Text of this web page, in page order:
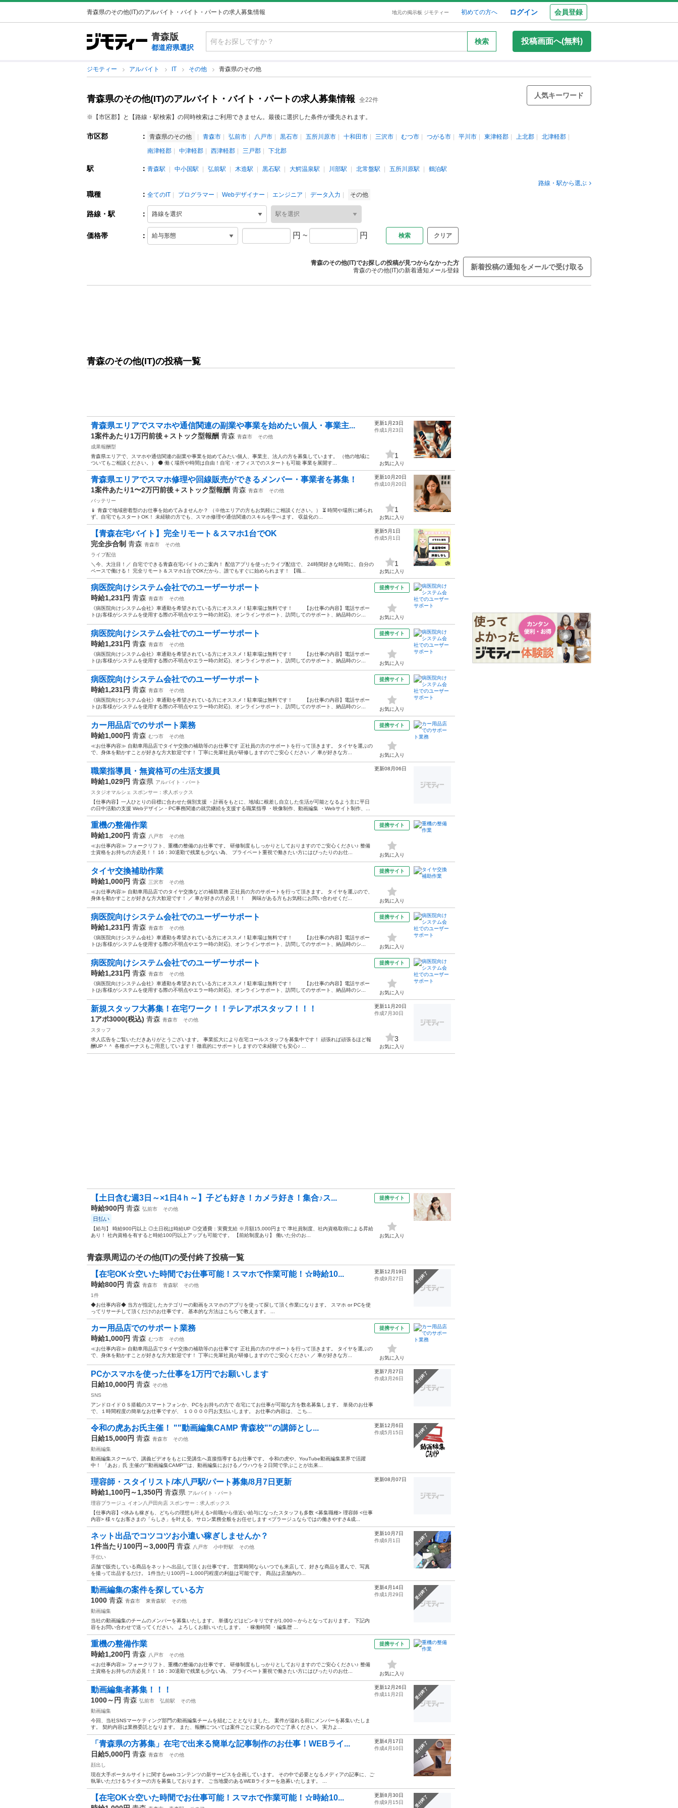
青森県のその他(IT)のアルバイト・バイト・パートの求人募集情報 地元の掲示板 ジモティー 初めての方へ ログイン 会員登録
青森版
都道府県選択
検索 投稿画面へ(無料)
ジモティー アルバイト IT その他 青森県のその他
青森県のその他(IT)のアルバイト・バイト・パートの求人募集情報 全22件
人気キーワード
※【市区郡】と【路線・駅検索】の同時検索はご利用できません。最後に選択した条件が優先されます。
市区郡 ： 青森県のその他 青森市 弘前市 八戸市 黒石市 五所川原市 十和田市 三沢市 むつ市 つがる市 平川市 東津軽郡 上北郡
北津軽郡
南津軽郡
中津軽郡 西津軽郡 三戸郡 下北郡
駅 ： 青森駅 中小国駅 弘前駅 木造駅 黒石駅 大鰐温泉駅 川部駅 北常盤駅 五所川原駅
鶴泊駅
路線・駅から選ぶ
職種 ： 全てのIT プログラマー Webデザイナー エンジニア データ入力 その他
路線・駅 ：
価格帯 ： 円 ~ 円 クリア
青森のその他(IT)でお探しの投稿が見つからなかった方
青森のその他(IT)の新着通知メール登録
新着投稿の通知をメールで受け取る
青森のその他(IT)の投稿一覧
青森県エリアでスマホや通信関連の副業や事業を始めたい個人・事業主...
1案件あたり1万円前後＋ストック型報酬 青森 青森市
その他
成果報酬型
青森県エリアで、スマホや通信関連の副業や事業を始めてみたい個人、事業主、法人の方を募集しています。 （他の地域に
ついてもご相談ください。） ⚫️ 働く場所や時間は自由！自宅・オフィスでのスタートも可能 事業を展開す...
更新1月23日
作成1月23日
1
お気に入り
青森県エリアでスマホ修理や回線販売ができるメンバー・事業者を募集！
1案件あたり1〜2万円前後＋ストック型報酬 青森 青森市
その他
バッテリー
📱 青森で地域密着型のお仕事を始めてみませんか？ （※他エリアの方もお気軽にご相談ください。） ⏳ 時間や場所に縛られ
ず、自宅でもスタートOK！ 未経験の方でも、スマホ修理や通信関連のスキルを学べます。 収益化の...
更新10月20日
作成10月20日
1
お気に入り
【青森在宅バイト】完全リモート＆スマホ1台でOK
完全歩合制 青森 青森市
その他
ライブ配信
＼今、大注目！／ 自宅でできる青森在宅バイトのご案内！ 配信アプリを使ったライブ配信で、 24時間好きな時間に、自分の
ペースで働ける！ 完全リモート＆スマホ1台でOKだから、誰でもすぐに始められます！ 【職...
更新5月1日
作成5月1日
1
お気に入り
病医院向けシステム会社でのユーザーサポート
時給1,231円 青森 青森市
その他
《病医院向けシステム会社》車通勤を希望されている方にオススメ！駐車場は無料です！ 【お仕事の内容】電話サポー
ト(お客様がシステムを使用する際の不明点やエラー時の対応)、オンラインサポート、訪問してのサポート、納品時のシ...
提携サイト
お気に入り
病医院向けシステム会社でのユーザーサポート
時給1,231円 青森 青森市
その他
《病医院向けシステム会社》車通勤を希望されている方にオススメ！駐車場は無料です！ 【お仕事の内容】電話サポー
ト(お客様がシステムを使用する際の不明点やエラー時の対応)、オンラインサポート、訪問してのサポート、納品時のシ...
提携サイト
お気に入り
病医院向けシステム会社でのユーザーサポート
時給1,231円 青森 青森市
その他
《病医院向けシステム会社》車通勤を希望されている方にオススメ！駐車場は無料です！ 【お仕事の内容】電話サポー
ト(お客様がシステムを使用する際の不明点やエラー時の対応)、オンラインサポート、訪問してのサポート、納品時のシ...
提携サイト
お気に入り
カー用品店でのサポート業務
時給1,000円 青森 むつ市
その他
≪お仕事内容≫ 自動車用品店でタイヤ交換の補助等のお仕事です 正社員の方のサポートを行って頂きます。 タイヤを運ぶの
で、身体を動かすことが好きな方大歓迎です！ 丁寧に先輩社員が研修しますのでご安心ください ／ 車が好きな方...
提携サイト
お気に入り
職業指導員・無資格可の生活支援員
時給1,029円 青森県 アルバイト・パート
スタジオマルシェ スポンサー：求人ボックス
【仕事内容】一人ひとりの目標に合わせた個別支援 ・計画をもとに、地域に根差し自立した生活が可能となるよう主に平日
の日中活動の支援 Webデザイン・PC事務関連の就労継続を支援する職業指導 ・映像制作、動画編集 ・Webサイト制作、...
更新08月06日
重機の整備作業
時給1,200円 青森 八戸市
その他
≪お仕事内容≫ フォークリフト、重機の整備のお仕事です。 研修制度もしっかりとしておりますのでご安心ください♪ 整備
士資格をお持ちの方必見！！ 16：30退勤で残業も少ない為、 プライベート重視で働きたい方にはぴったりのお仕...
提携サイト
お気に入り
タイヤ交換補助作業
時給1,000円 青森 三沢市
その他
≪お仕事内容≫ 自動車用品店でのタイヤ交換などの補助業務 正社員の方のサポートを行って頂きます。 タイヤを運ぶので、
身体を動かすことが好きな方大歓迎です！ ／ 車が好きの方必見！！ 興味がある方もお気軽にお問い合わせくだ...
提携サイト
お気に入り
病医院向けシステム会社でのユーザーサポート
時給1,231円 青森 青森市
その他
《病医院向けシステム会社》車通勤を希望されている方にオススメ！駐車場は無料です！ 【お仕事の内容】電話サポー
ト(お客様がシステムを使用する際の不明点やエラー時の対応)、オンラインサポート、訪問してのサポート、納品時のシ...
提携サイト
お気に入り
病医院向けシステム会社でのユーザーサポート
時給1,231円 青森 青森市
その他
《病医院向けシステム会社》車通勤を希望されている方にオススメ！駐車場は無料です！ 【お仕事の内容】電話サポー
ト(お客様がシステムを使用する際の不明点やエラー時の対応)、オンラインサポート、訪問してのサポート、納品時のシ...
提携サイト
お気に入り
新規スタッフ大募集！在宅ワーク！！テレアポスタッフ！！！
1アポ3000(税込) 青森 青森市
その他
スタッフ
求人広告をご覧いただきありがとうございます。 事業拡大により在宅コールスタッフを募集中です！ 頑張れば頑張るほど報
酬UP＾＾ 各種ボーナスもご用意しています！ 徹底的にサポートしますので未経験でも安心♪ ...
更新11月20日
作成7月30日
3
お気に入り
【土日含む週3日～×1日4ｈ～】子ども好き！カメラ好き！集合♪ス...
時給900円 青森 弘前市 その他
日払い
【給与】 時給900円以上 ◎土日祝は時給UP ◎交通費：実費支給 ※月額15,000円まで 準社員制度、社内資格取得による昇給
あり！ 社内資格を有すると時給100円以上アップも可能です。 【前給制度あり】 働いた分のお...
提携サイト
お気に入り
青森県周辺のその他(IT)の受付終了投稿一覧
受付終了
【在宅OK☆空いた時間でお仕事可能！スマホで作業可能！☆時給10...
時給800円 青森 青森市 青森駅
その他
1件
◆お仕事内容◆ 当方が指定したカテゴリーの動画をスマホのアプリを使って探して頂く作業になります。 スマホ or PCを使
ってリサーチして頂くだけのお仕事です。 基本的な方法はこちらで教えます。 ...
更新12月19日
作成9月27日
カー用品店でのサポート業務
時給1,000円 青森 むつ市
その他
≪お仕事内容≫ 自動車用品店でタイヤ交換の補助等のお仕事です 正社員の方のサポートを行って頂きます。 タイヤを運ぶの
で、身体を動かすことが好きな方大歓迎です！ 丁寧に先輩社員が研修しますのでご安心ください ／ 車が好きな方...
提携サイト
お気に入り
受付終了
PCかスマホを使った仕事を1万円でお願いします
日給10,000円 青森 その他
SNS
アンドロイドＯＳ搭載のスマートフォンか、PCをお持ちの方で 在宅にてお仕事が可能な方を数名募集します。 単発のお仕事
で、１時間程度の簡単なお仕事ですが、 １００００円お支払いします。 お仕事の内容は、 こち...
更新7月27日
作成3月26日
受付終了
令和の虎あお氏主催！ ""動画編集CAMP 青森校""の講師とし...
日給15,000円 青森 青森市
その他
動画編集
動画編集スクールで、講義ビデオをもとに受講生へ直接指導するお仕事です。 令和の虎や、YouTube動画編集業界で活躍
中！ 「あお」氏 主催の""動画編集CAMP""は、動画編集におけるノウハウを２日間で学ぶことが出来...
更新12月6日
作成5月15日
理容師・スタイリスト/本八戸駅/パート募集/8月7日更新
時給1,100円～1,350円 青森県 アルバイト・パート
理容プラージュ イオン八戸田向店 スポンサー：求人ボックス
【仕事内容】<休みも稼ぎも、どちらの理想も叶える>前職から倍近い給与になったスタッフも多数 <募集職種> 理容師 <仕事
内容> 様々なお客さまの「らしさ」を叶える、サロン業務全般をお任せします <プラージュならではの働きやすさ&成...
更新08月07日
受付終了
ネット出品でコツコツお小遣い稼ぎしませんか？
1件当たり100円～3,000円 青森 八戸市 小中野駅
その他
手伝い
店舗で販売している商品をネットへ出品して頂くお仕事です。 営業時間ならいつでも来店して、好きな商品を選んで、写真
を撮って出品するだけ。 1件当たり100円～1,000円程度の利益は可能です。 商品は店舗内の...
更新10月7日
作成6月1日
受付終了
動画編集の案件を探している方
1000 青森 青森市 東青森駅
その他
動画編集
当社の動画編集のチームのメンバーを募集いたします。 単価などはピンキリですが1,000～からとなっております。 下記内
容をお問い合わせで送ってください。 よろしくお願いいたします。 ・稼働時間 ・編集歴 ...
更新4月14日
作成1月29日
重機の整備作業
時給1,200円 青森 八戸市
その他
≪お仕事内容≫ フォークリフト、重機の整備のお仕事です。 研修制度もしっかりとしておりますのでご安心ください♪ 整備
士資格をお持ちの方必見！！ 16：30退勤で残業も少ない為、 プライベート重視で働きたい方にはぴったりのお仕...
提携サイト
お気に入り
受付終了
動画編集者募集！！！
1000～円 青森 弘前市 弘前駅
その他
動画編集
今回、当社SNSマーケティング部門の動画編集チームを組むこととなりました。 案件が溢れる前にメンバーを募集いたしま
す。 契約内容は業務委託となります。 また、報酬については案件ごとに変わるのでご了承ください。 実力よ...
更新12月26日
作成11月2日
受付終了
「青森県の方募集」在宅で出来る簡単な記事制作のお仕事！WEBライ...
日給5,000円 青森 青森市
その他
顔出し
現在大手ポータルサイトに関するwebコンテンツの新サービスを企画しています。 その中で必要となるメディアの記事に、ご
執筆いただけるライターの方を募集しております。 ご当地愛のあるWEBライターを急募いたします。 ...
更新4月17日
作成4月10日
受付終了
【在宅OK☆空いた時間でお仕事可能！スマホで作業可能！☆時給10...
更新8月30日
作成9月15日